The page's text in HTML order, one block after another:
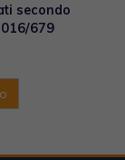
secondo
679